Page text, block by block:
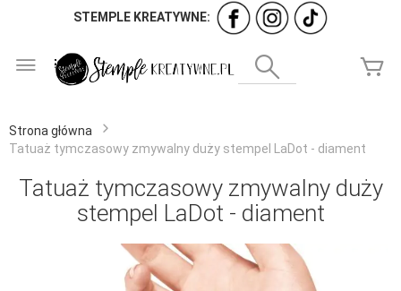
STEMPLE KREATYWNE:
do
treści
Strona główna
Tatuaż tymczasowy zmywalny duży stempel LaDot - diament
Tatuaż tymczasowy zmywalny duży
stempel LaDot - diament